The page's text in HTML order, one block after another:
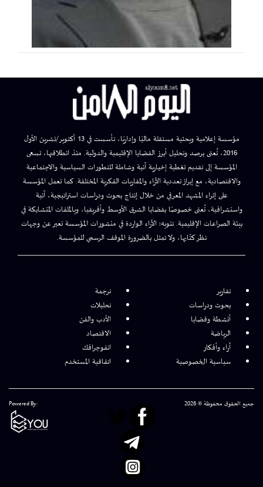
مؤسسة إعلامية وبحثية مستقلة ماليًا وإداريًا، تأسست في 13 أكتوبر/تشرين الأول
2016، تُعنى برصد وتحليل أبرز القضايا الإقليمية والدولية. منذ انطلاقتها، تسعى
المؤسسة إلى تقديم تغطية إخبارية آنية وشاملة للتطورات السياسية والاجتماعية
والاقتصادية، مع إبراز تعددية الآراء والمقاربات الفكرية المختلفة. كما تعمل المؤسسة
على إثراء المشهد المعرفي من خلال إنتاج بحوث ودراسات استراتيجية، آنية
واستشرافية، تُعنى خصوصًا بقضايا الشرق الأوسط وأفريقيا، وبالملفات المتشابكة في
بيئة الصراعات الإقليمية. تنويه: الآراء الواردة في منشورات المؤسسة تعبر عن وجهات
نظر كتّابها، ولا تمثل بالضرورة الموقف الرسمي للمؤسسة.
تقارير
ترجمة
بحوث ودراسات
تحليلات
أنشطة وقضايا
الأدب والفن
الرياضة
الاقتصاد
آراء وأفكار
انفوجرافك
سياسية الخصوصية
اتفاقية المستخدم
جميع الحقوق محفوظة © 2026 Powered By: